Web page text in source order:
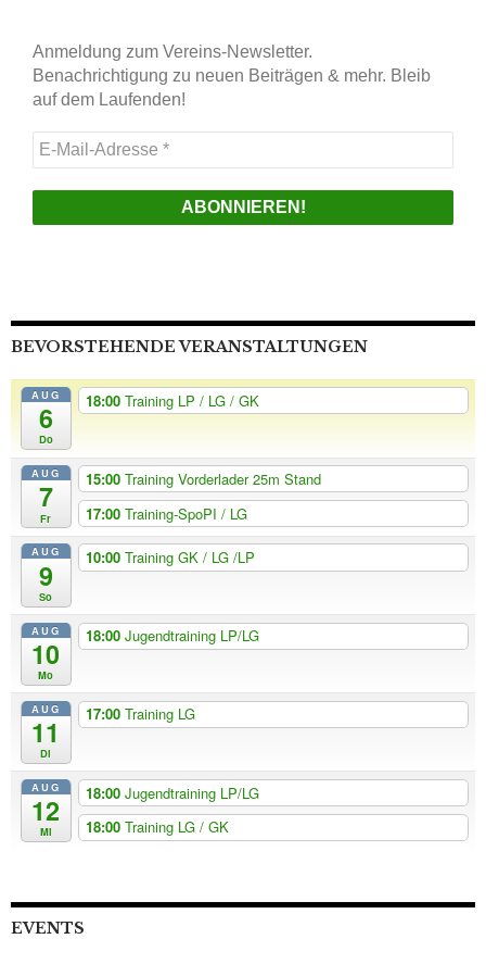
Anmeldung zum Vereins-Newsletter.
Benachrichtigung zu neuen Beiträgen & mehr. Bleib
auf dem Laufenden!
E-
Mail-
Adresse
BEVORSTEHENDE VERANSTALTUNGEN
AUG
6
Do
18:00 Training LP / LG / GK
AUG
7
Fr
15:00 Training Vorderlader 25m Stand
17:00 Training-SpoPI / LG
AUG
9
So
10:00 Training GK / LG /LP
AUG
10
Mo
18:00 Jugendtraining LP/LG
AUG
11
Di
17:00 Training LG
AUG
12
Mi
18:00 Jugendtraining LP/LG
18:00 Training LG / GK
EVENTS